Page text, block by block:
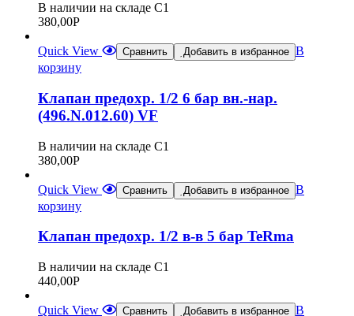
В наличии на складе С1
380,00Р
Quick View Сравнить Добавить в избранное В
корзину
Клапан предохр. 1/2 6 бар вн.-нар.
(496.N.012.60) VF
В наличии на складе С1
380,00Р
Quick View Сравнить Добавить в избранное В
корзину
Клапан предохр. 1/2 в-в 5 бар TeRma
В наличии на складе С1
440,00Р
Quick View Сравнить Добавить в избранное В